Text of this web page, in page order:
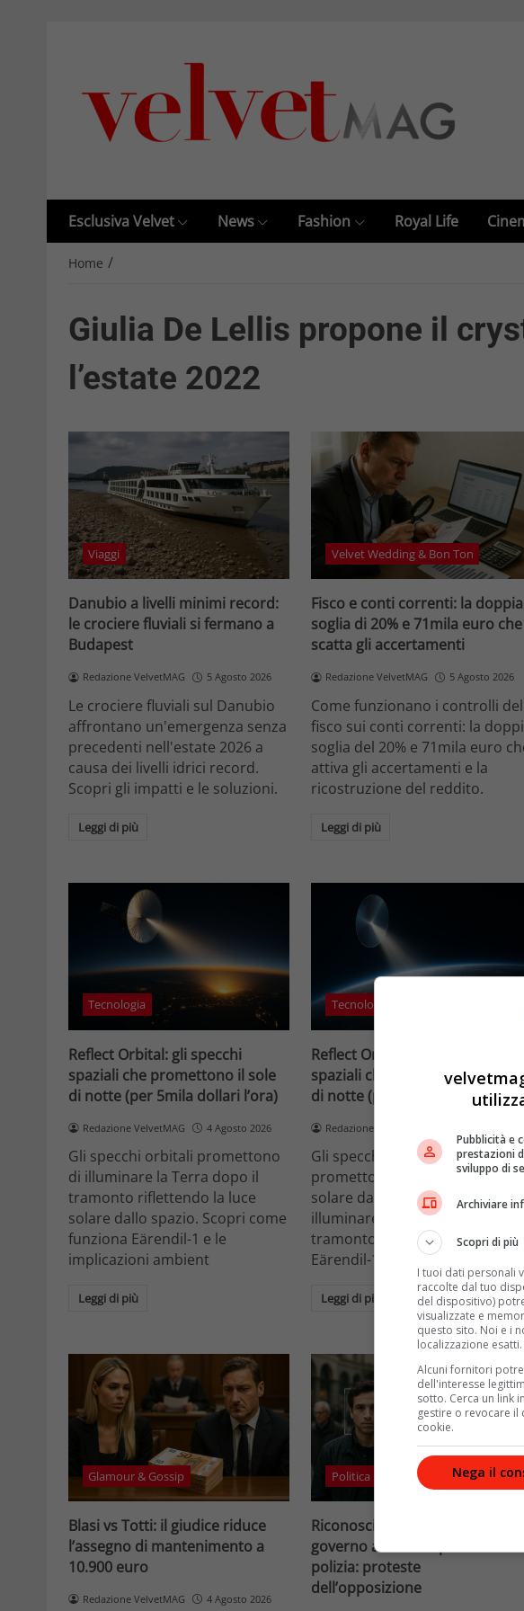
Esclusiva Velvet News Fashion Royal Life
Home /
Giulia De Lellis propone il
l’estate 2022
Viaggi
Danubio a livelli minimi record:
le crociere fluviali si fermano a
Budapest
Redazione VelvetMAG 5 Agosto 2026
Le crociere fluviali sul Danubio
affrontano un'emergenza senza
precedenti nell'estate 2026 a
causa dei livelli idrici record.
Scopri gli impatti e le soluzioni.
Leggi di più
Velvet Wedding & Bon Ton
Fisco e conti correnti: la doppia
soglia di 20% e 71mila euro che
scatta gli accertamenti
Redazione VelvetMAG 5 Agosto 2026
Come funzionano i controlli del
fisco sui conti correnti: la
soglia del 20% e 71mila euro
attiva gli accertamenti e la
ricostruzione del reddito.
Leggi di più
Tecnologia
Reflect Orbital: gli specchi
spaziali che promettono il sole
di notte (per 5mila dollari l’ora)
Redazione VelvetMAG 4 Agosto 2026
Gli specchi orbitali promettono
di illuminare la Terra dopo il
tramonto riflettendo la luce
solare dallo spazio. Scopri come
funziona Eärendil-1 e le
implicazioni ambient
Leggi di più
Tecnologia
Reflect Orbital: gli specchi
spaziali che promettono il sole
di notte (per 5mila dollari l’ora)
Redazione VelvetMAG
Gli specchi orbitali spaziali
promettono di riflettere la luce
solare dallo spazio per
illuminare la Terra dopo il
tramonto. Scopri come funziona
Eärendil-1 e le implicaz
Leggi di più
Glamour & Gossip
Blasi vs Totti: il giudice riduce
l’assegno di mantenimento a
10.900 euro
Redazione VelvetMAG 4 Agosto 2026
Politica
Riconoscimento facciale, il
governo accelera i poteri alla
polizia: proteste
dell’opposizione
Pubblicità e
prestazioni
sviluppo di
Archiviare
Scopri di più
I tuoi dati personali
raccolte dal tuo
del dispositivo)
visualizzate e
questo sito. Noi e i
localizzazione esatti.
Alcuni fornitori
dell'interesse
sotto. Cerca un link
gestire o revocare il
cookie.
Nega il